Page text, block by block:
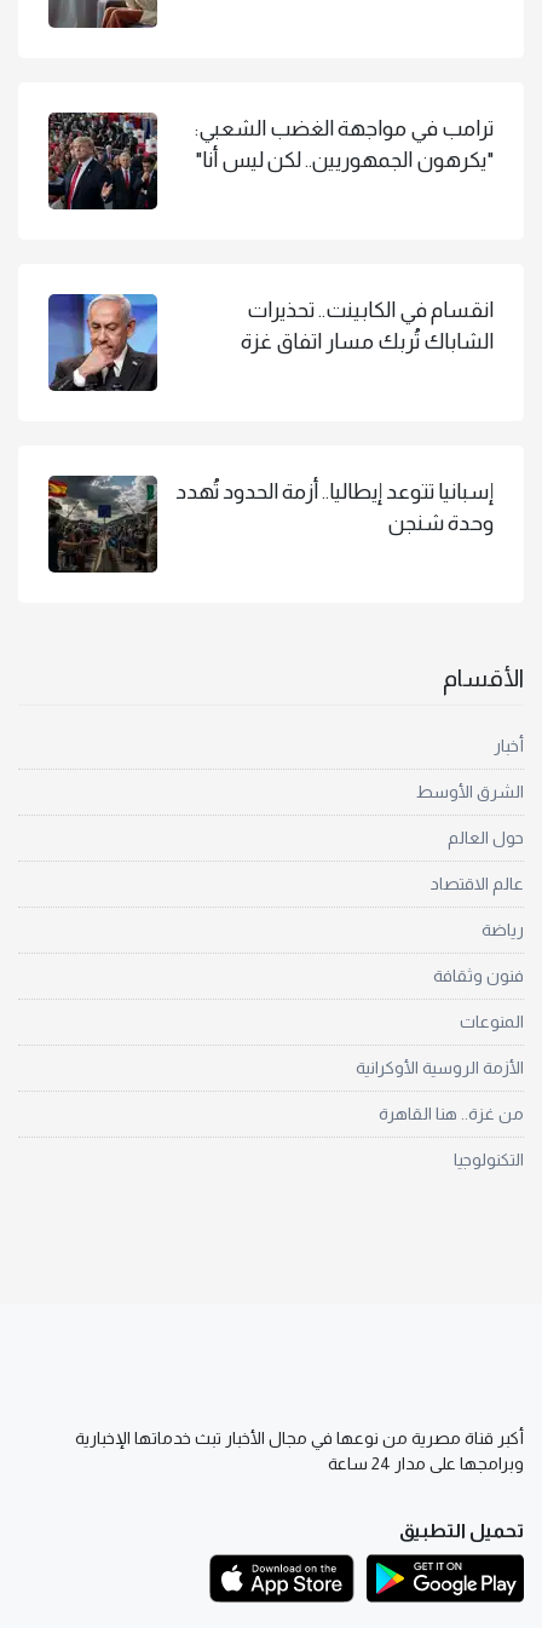
ترامب في مواجهة الغضب الشعبي:
"يكرهون الجمهوريين.. لكن ليس أنا"
انقسام في الكابينت.. تحذيرات
الشاباك تُربك مسار اتفاق غزة
إسبانيا تتوعد إيطاليا.. أزمة الحدود تُهدد
وحدة شنجن
الأقسام
أخبار
الشرق الأوسط
حول العالم
عالم الاقتصاد
رياضة
فنون وثقافة
المنوعات
الأزمة الروسية الأوكرانية
من غزة.. هنا القاهرة
التكنولوجيا
أكبر قناة مصرية من نوعها في مجال الأخبار تبث خدماتها الإخبارية
وبرامجها على مدار 24 ساعة
تحميل التطبيق